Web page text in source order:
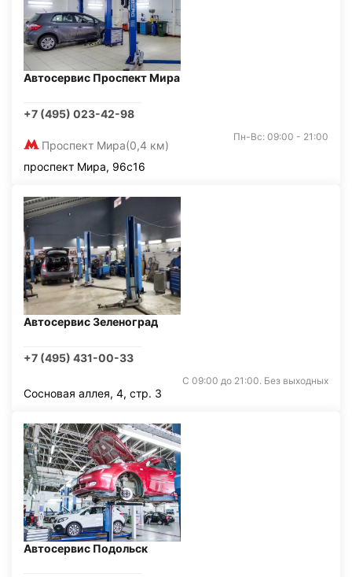
Автосервис Проспект Мира
+7 (495) 023-42-98
Проспект Мира(0,4 км)
Пн-Вс: 09:00 - 21:00
проспект Мира, 96с16
Автосервис Зеленоград
+7 (495) 431-00-33
С 09:00 до 21:00. Без выходных
Сосновая аллея, 4, стр. 3
Автосервис Подольск